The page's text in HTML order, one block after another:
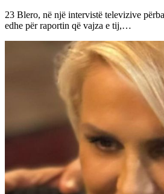
23 Blero, në një intervistë televizive
edhe për raportin që vajza e tij,…